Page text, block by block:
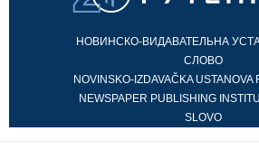
НОВИНСКО-ВИДАВАТЕЛЬНА
СЛОВО
NOVINSKO-IZDAVAČKA USTANOVA
NEWSPAPER PUBLISHING
SLOVO